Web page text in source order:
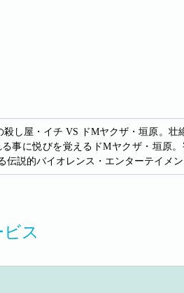
し屋・イチ VS ドMヤクザ・垣原。
事に悦びを覚えるドMヤクザ・垣原
伝説的バイオレンス・エンターテイメ
ス